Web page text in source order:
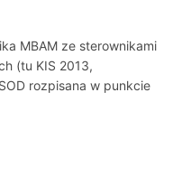
MBAM ze sterownikami
(tu KIS 2013,
rozpisana w punkcie